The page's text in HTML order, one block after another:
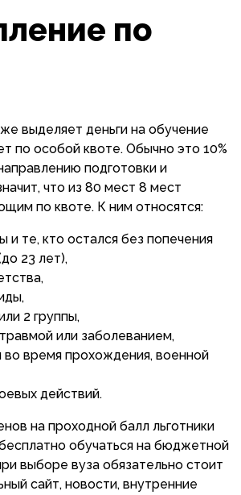
по
выделяет деньги на обучение
по особой квоте. Обычно это 10%
подготовки и
что из 80 мест 8 мест
по квоте. К ним относятся:
и те, кто остался без попечения
23 лет),
2 группы,
или заболеванием,
во время прохождения, военной
действий.
на проходной балл льготники
обучаться на бюджетной
выборе вуза обязательно стоит
сайт, новости, внутренние